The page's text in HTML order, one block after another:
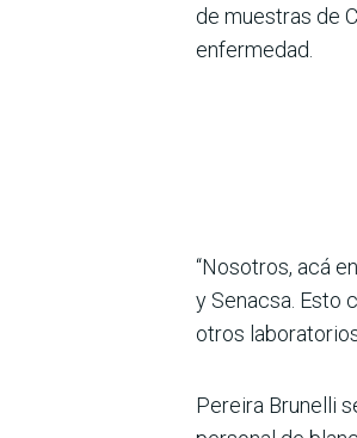
de muestras de
enfermedad.
“Nosotros, acá
y Senacsa. Esto
otros
Pereira Brunelli